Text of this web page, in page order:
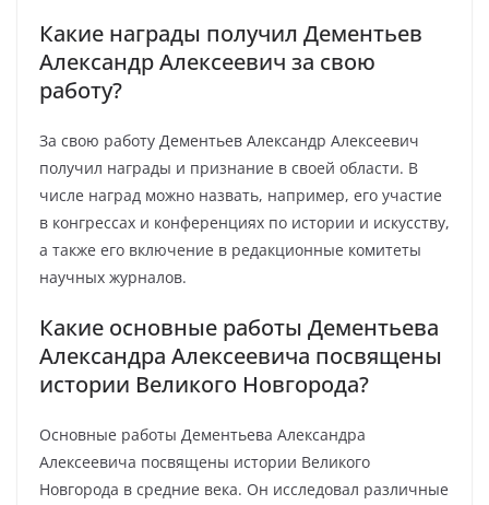
Какие награды получил Дементьев
Александр Алексеевич за свою
работу?
За свою работу Дементьев Александр Алексеевич
получил награды и признание в своей области. В
числе наград можно назвать, например, его участие
в конгрессах и конференциях по истории и искусству,
а также его включение в редакционные комитеты
научных журналов.
Какие основные работы Дементьева
Александра Алексеевича посвящены
истории Великого Новгорода?
Основные работы Дементьева Александра
Алексеевича посвящены истории Великого
Новгорода в средние века. Он исследовал различные